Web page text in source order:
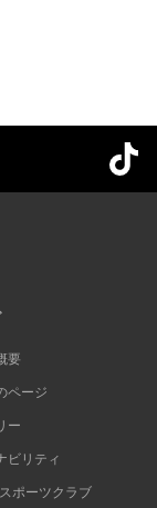
要
ページ
ー
ビリティ
ポーツクラブ